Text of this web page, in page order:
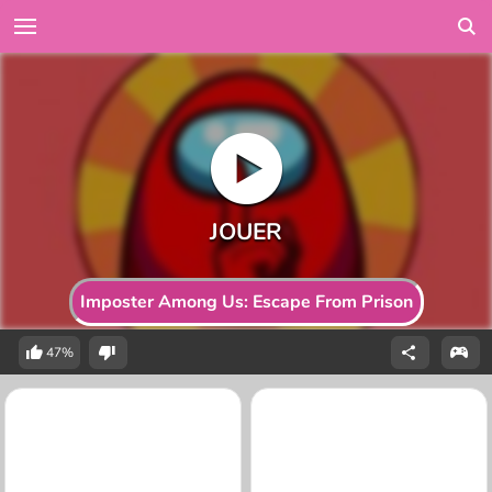
Imposter Among Us: Escape From Prison
47%